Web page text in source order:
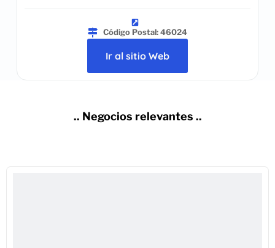
Código Postal: 46024
Ir al sitio Web
.. Negocios relevantes ..